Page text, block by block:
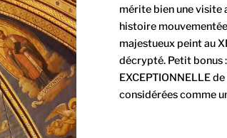
mérite bien une
histoire
majestueux peint au
décrypté. Petit bonus
EXCEPTIONNELLE
considérées comme